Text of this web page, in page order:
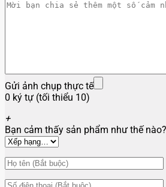
Gửi ảnh chụp thực tế
0 ký tự (tối thiểu 10)
+
Bạn cảm thấy sản phẩm như thế